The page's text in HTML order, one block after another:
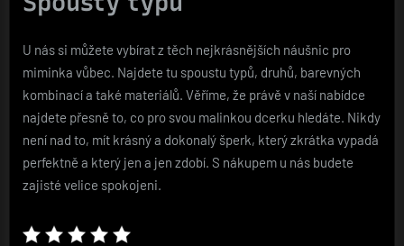
U nás si můžete vybírat z těch nejkrásnějších náušnic pro
miminka vůbec. Najdete tu spoustu typů, druhů, barevných
kombinací a také materiálů. Věříme, že právě v naší nabídce
najdete přesně to, co pro svou malinkou dcerku hledáte. Nikdy
není nad to, mít krásný a dokonalý šperk, který zkrátka vypadá
perfektně a který jen a jen zdobí. S nákupem u nás budete
zajisté velice spokojeni.